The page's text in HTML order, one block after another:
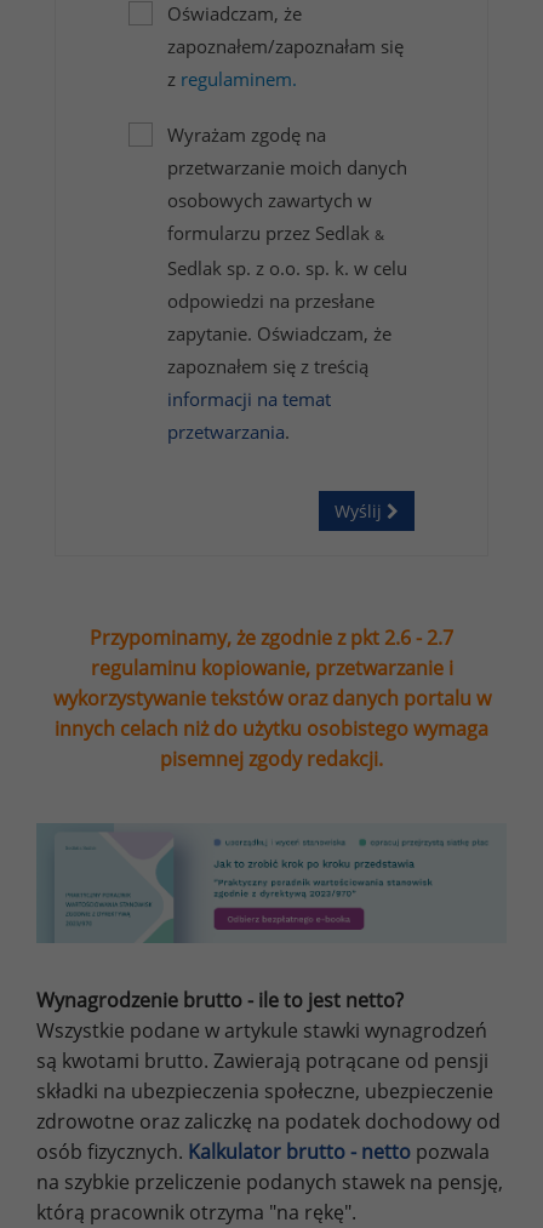
Oświadczam, że
zapoznałem/zapoznałam się
z regulaminem.
Wyrażam zgodę na
przetwarzanie moich danych
osobowych zawartych w
formularzu przez Sedlak &
Sedlak sp. z o.o. sp. k. w celu
odpowiedzi na przesłane
zapytanie. Oświadczam, że
zapoznałem się z treścią
informacji na temat
przetwarzania.
Wyślij
Przypominamy, że zgodnie z pkt 2.6 - 2.7
regulaminu kopiowanie, przetwarzanie i
wykorzystywanie tekstów oraz danych portalu w
innych celach niż do użytku osobistego wymaga
pisemnej zgody redakcji.
Wynagrodzenie brutto - ile to jest netto?
Wszystkie podane w artykule stawki wynagrodzeń
są kwotami brutto. Zawierają potrącane od pensji
składki na ubezpieczenia społeczne, ubezpieczenie
zdrowotne oraz zaliczkę na podatek dochodowy od
osób fizycznych. Kalkulator brutto - netto pozwala
na szybkie przeliczenie podanych stawek na pensję,
którą pracownik otrzyma "na rękę".